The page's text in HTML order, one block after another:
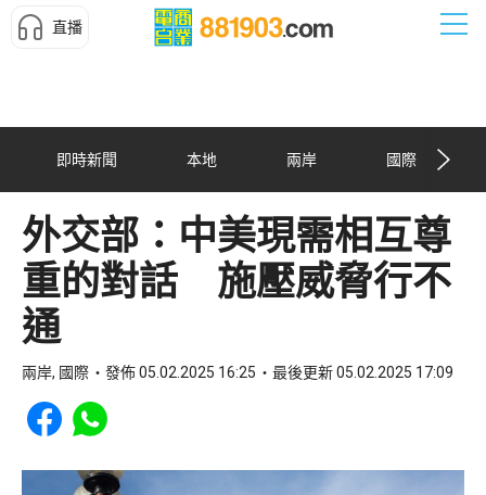
直播
即時新聞 本地 兩岸 國際
外交部：中美現需相互尊
重的對話 施壓威脅行不
通
兩岸, 國際 發佈 05.02.2025 16:25 最後更新 05.02.2025 17:09
Share to Facebook
Share to WhatsApp